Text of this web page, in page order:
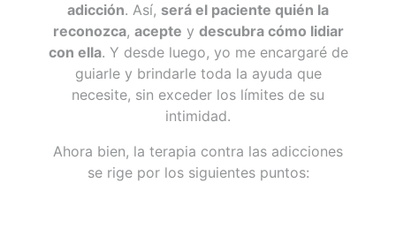
adicción. Así, será el paciente quién la
reconozca, acepte y descubra cómo lidiar
con ella. Y desde luego, yo me encargaré de
guiarle y brindarle toda la ayuda que
necesite, sin exceder los límites de su
intimidad.
Ahora bien, la terapia contra las adicciones
se rige por los siguientes puntos: